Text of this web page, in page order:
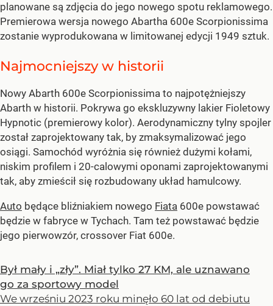
planowane są zdjęcia do jego nowego spotu reklamowego.
Premierowa wersja nowego Abartha 600e Scorpionissima
zostanie wyprodukowana w limitowanej edycji 1949 sztuk.
Najmocniejszy w historii
Nowy Abarth 600e Scorpionissima to najpotężniejszy
Abarth w historii. Pokrywa go ekskluzywny lakier Fioletowy
Hypnotic (premierowy kolor). Aerodynamiczny tylny spojler
został zaprojektowany tak, by zmaksymalizować jego
osiągi. Samochód wyróżnia się również dużymi kołami,
niskim profilem i 20-calowymi oponami zaprojektowanymi
tak, aby zmieścił się rozbudowany układ hamulcowy.
Auto będące bliźniakiem nowego Fiata 600e powstawać
będzie w fabryce w Tychach. Tam też powstawać będzie
jego pierwowzór, crossover Fiat 600e.
Był mały i „zły”. Miał tylko 27 KM, ale uznawano
go za sportowy model
We wrześniu 2023 roku minęło 60 lat od debiutu